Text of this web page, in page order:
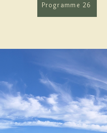
Programme 26